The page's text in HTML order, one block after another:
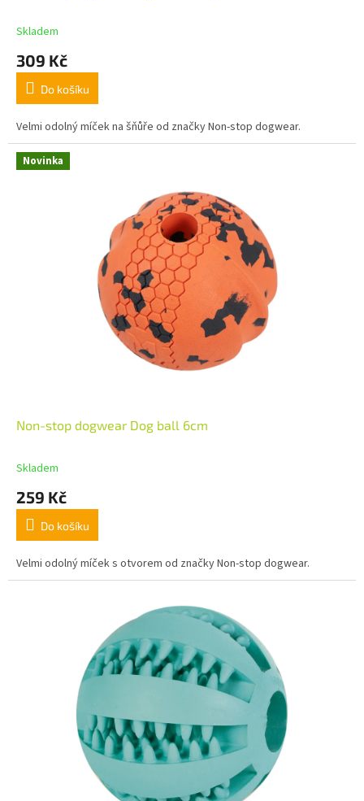
Skladem
309 Kč
Do košíku
Velmi odolný míček na šňůře od značky Non-stop dogwear.
Novinka
Non-stop dogwear Dog ball 6cm
Skladem
259 Kč
Do košíku
Velmi odolný míček s otvorem od značky Non-stop dogwear.